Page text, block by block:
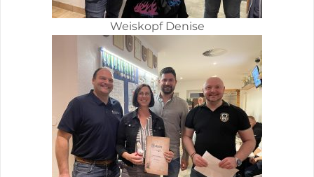
Weiskopf Denise